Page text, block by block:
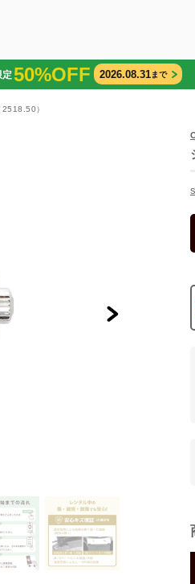
能商品
カリトケとは？
ブランド一覧 中古販売につい
定50%OFF 2026.08.31まで
）